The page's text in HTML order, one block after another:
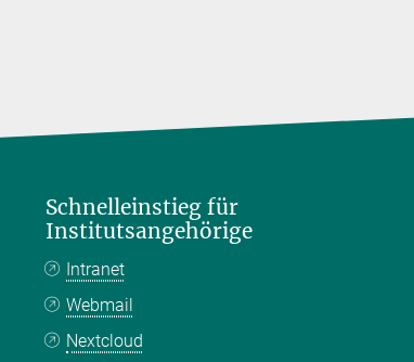
Schnelleinstieg für
Institutsangehörige
Intranet
Webmail
Nextcloud